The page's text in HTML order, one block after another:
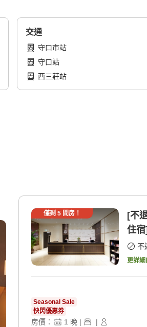
交通
守口市站
守口站
西三莊站
僅剩 5間房！
[不
住宿]
不
更詳細
Seasonal Sale
快閃優惠券
房價： 1 晚 | |